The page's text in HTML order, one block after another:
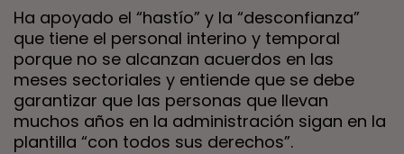
Ha apoyado el “hastío” y la “desconfianza”
que tiene el personal interino y temporal
porque no se alcanzan acuerdos en las
meses sectoriales y entiende que se debe
garantizar que las personas que llevan
muchos años en la administración sigan en la
plantilla “con todos sus derechos”.